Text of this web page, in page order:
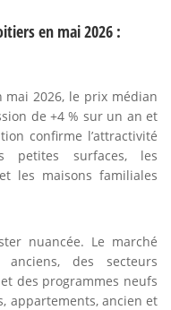
en mai 2026 :
2026, le prix médian
de +4 % sur un an et
confirme l’attractivité
petites surfaces, les
les maisons familiales
nuancée. Le marché
des secteurs
des programmes neufs
appartements, ancien et